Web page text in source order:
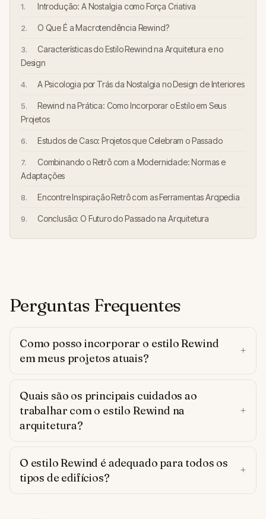
Introdução: A Nostalgia como Força Criativa
O Que É a Macrotendência Rewind?
Características do Estilo Rewind na Arquitetura e no
Design
A Psicologia por Trás da Nostalgia no Design de Interiores
Rewind na Prática: Como Incorporar o Estilo em Seus
Projetos
Estudos de Caso: Projetos que Celebram o Passado
Combinando o Retrô com a Modernidade: Normas e
Adaptações
Encontre Inspiração Retrô com as Ferramentas Arqpedia
Conclusão: O Futuro do Passado na Arquitetura
Perguntas Frequentes
Como posso incorporar o estilo Rewind
em meus projetos atuais?
Quais são os principais cuidados ao
trabalhar com o estilo Rewind na
arquitetura?
O estilo Rewind é adequado para todos os
tipos de edifícios?